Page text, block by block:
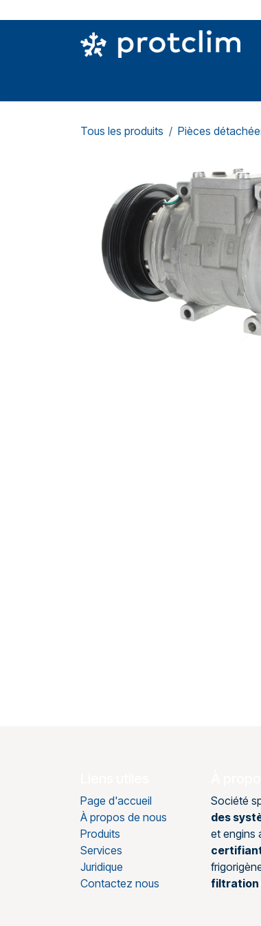
Tous les produits Pièces
Page d'accueil
À propos de nous
Produits
Services
Juridique
Contactez nous
Société
des
et engins
filtration